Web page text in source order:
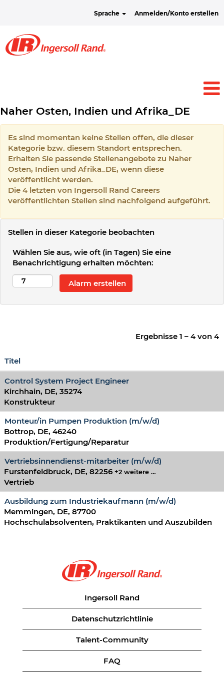
Sprache Anmelden/Konto erstellen
Naher Osten, Indien und Afrika_DE
Es sind momentan keine Stellen offen, die dieser
Kategorie bzw. diesem Standort entsprechen.
Erhalten Sie passende Stellenangebote zu Naher
Osten, Indien und Afrika_DE, wenn diese
veröffentlicht werden.
Die 4 letzten von Ingersoll Rand Careers
veröffentlichten Stellen sind nachfolgend aufgeführt.
Stellen in dieser Kategorie beobachten
Wählen Sie aus, wie oft (in Tagen) Sie eine
Benachrichtigung erhalten möchten:
Ergebnisse 1 – 4 von 4
Titel
Control System Project Engineer
Kirchhain, DE, 35274
Konstrukteur
Monteur/in Pumpen Produktion (m/w/d)
Bottrop, DE, 46240
Produktion/Fertigung/Reparatur
Vertriebsinnendienst-mitarbeiter (m/w/d)
Furstenfeldbruck, DE, 82256 +2 weitere …
Vertrieb
Ausbildung zum Industriekaufmann (m/w/d)
Memmingen, DE, 87700
Hochschulabsolventen, Praktikanten und Auszubilden
Ingersoll Rand
Datenschutzrichtlinie
Talent-Community
FAQ